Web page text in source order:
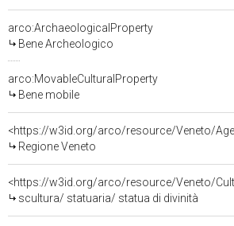
arco:ArchaeologicalProperty
Bene Archeologico
arco:MovableCulturalProperty
Bene mobile
<https://w3id.org/arco/resource/Veneto/
Regione Veneto
<https://w3id.org/arco/resource/Veneto/
scultura/ statuaria/ statua di divinità